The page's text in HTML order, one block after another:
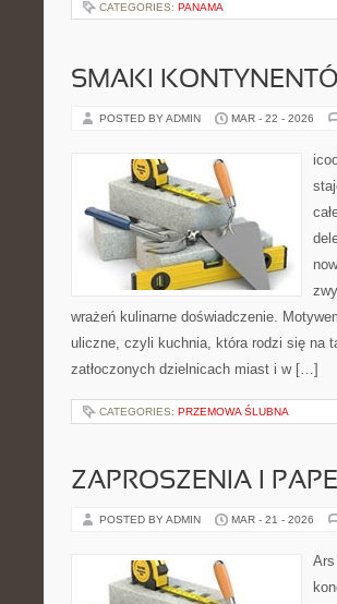
CATEGORIES: PANAMA
SMAKI
POSTED BY ADMIN MAR - 22 - 2026
wrażeń kulinarne doświadczenie.
uliczne, czyli kuchnia, która rodzi się na
zatłoczonych dzielnicach miast i w […]
CATEGORIES: PRZEMOWA ŚLUBNA
ZAPROSZENIA I
POSTED BY ADMIN MAR - 21 - 2026